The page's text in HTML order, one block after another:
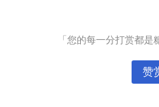
「您的每一分打赏都是
赞